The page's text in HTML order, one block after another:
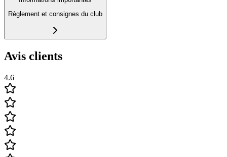
Règlement et consignes du club
Avis clients
4.6